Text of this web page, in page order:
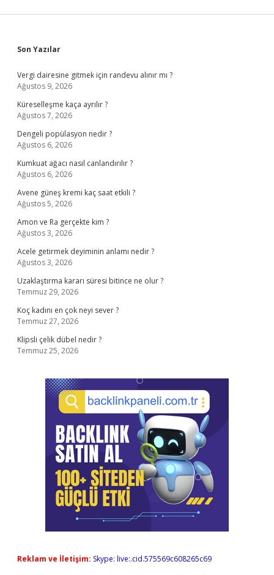
Sidebar
Son Yazılar
Vergi dairesine gitmek için randevu alınır mı ?
Ağustos 9, 2026
Küreselleşme kaça ayrılır ?
Ağustos 7, 2026
Dengeli popülasyon nedir ?
Ağustos 6, 2026
Kumkuat ağacı nasıl canlandırılır ?
Ağustos 6, 2026
Avene güneş kremi kaç saat etkili ?
Ağustos 5, 2026
Amon ve Ra gerçekte kim ?
Ağustos 3, 2026
Acele getirmek deyiminin anlamı nedir ?
Ağustos 3, 2026
Uzaklaştırma kararı süresi bitince ne olur ?
Temmuz 29, 2026
Koç kadını en çok neyi sever ?
Temmuz 27, 2026
Klipsli çelik dübel nedir ?
Temmuz 25, 2026
Reklam ve İletişim: Skype: live:.cid.575569c608265c69